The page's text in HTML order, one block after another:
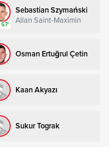
Sebastian Szymański
Allan Saint-Maximin
57’
Osman Ertuğrul Çetin
Kaan Akyazı
Sukur Tograk